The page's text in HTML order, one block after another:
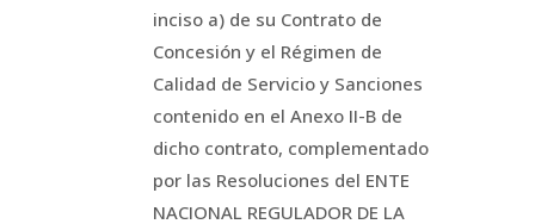
inciso a) de su Contrato de
Concesión y el Régimen de
Calidad de Servicio y Sanciones
contenido en el Anexo II-B de
dicho contrato, complementado
por las Resoluciones del ENTE
NACIONAL REGULADOR DE LA